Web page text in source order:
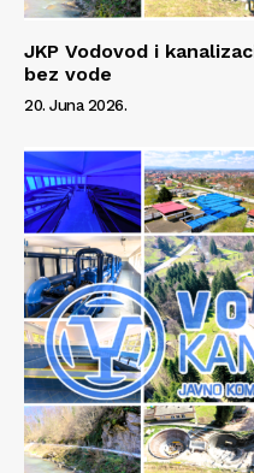
JKP Vodovod i
bez vode
20. Juna 2026.